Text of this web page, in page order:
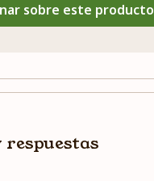
sobre este producto